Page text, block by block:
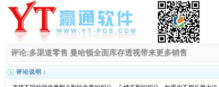
评论:多渠道零售 曼哈顿全面库存透视带来更多销售
评论说明：